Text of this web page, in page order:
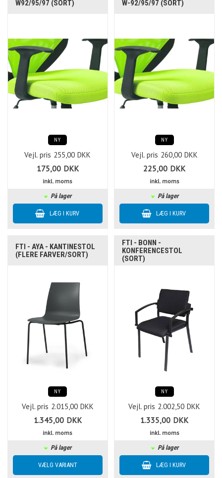
W92/95/97 (SORT)
NY
Vejl. pris 255,00 DKK
175,00 DKK
inkl. moms
På lager
W-92/95/97 (SORT)
NY
Vejl. pris 260,00 DKK
225,00 DKK
inkl. moms
På lager
FTI - AYA - KANTINESTOL
(FLERE FARVER/SORT)
NY
Vejl. pris 2.015,00 DKK
1.345,00 DKK
inkl. moms
På lager
FTI - BONN -
KONFERENCESTOL
(SORT)
NY
Vejl. pris 2.002,50 DKK
1.335,00 DKK
inkl. moms
På lager